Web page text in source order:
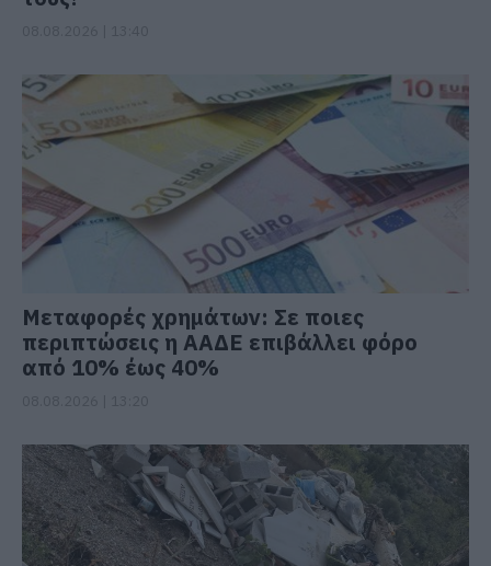
Μεταφορές χρημάτων: Σε ποιες
περιπτώσεις η ΑΑΔΕ επιβάλλει φόρο
από 10% έως 40%